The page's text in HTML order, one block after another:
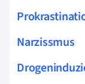
Narzissmus